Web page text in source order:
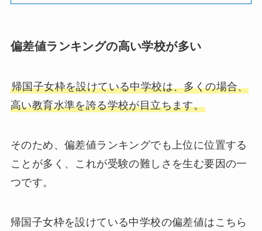
偏差値ランキングの高い学校が多い
帰国子女枠を設けている中学校は、多くの場合、
高い教育水準を誇る学校が目立ちます。
そのため、偏差値ランキングでも上位に位置する
ことが多く、これが受験の難しさを生む要因の一
つです。
帰国子女枠を設けている中学校の偏差値はこちら